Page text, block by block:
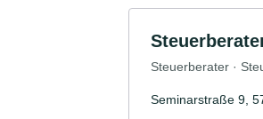
Steuerberater ·
Seminarstraße 9,